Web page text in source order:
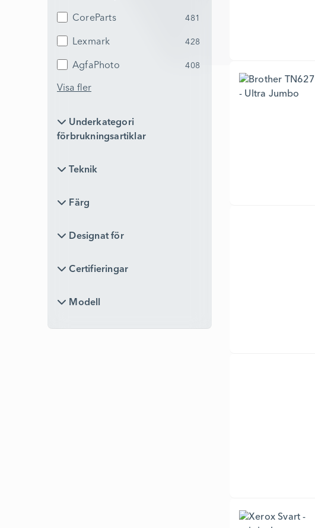
CoreParts 481
Lexmark 428
AgfaPhoto 408
Visa fler
Underkategori förbrukningsartiklar
förbrukningsartiklar
Teknik
Teknik
Färg
Designat för
Designat för
Certifieringar
Certifieringar
Modell
Modell